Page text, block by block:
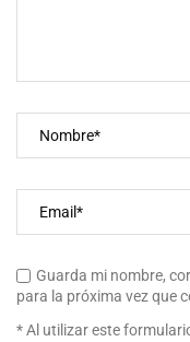
Guarda mi nombre,
para la próxima vez que
* Al utilizar este